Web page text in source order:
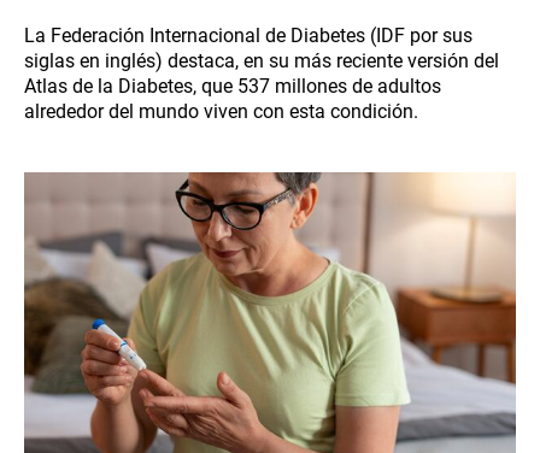
La Federación Internacional de Diabetes (IDF por sus
siglas en inglés) destaca, en su más reciente versión del
Atlas de la Diabetes, que 537 millones de adultos
alrededor del mundo viven con esta condición.